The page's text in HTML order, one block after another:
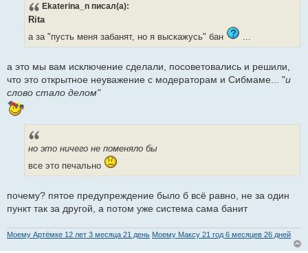
Ekaterina_n писал(а):
Rita
а за "пусть меня забанят, но я выскажусь" бан
а это мы вам исключение сделали, посоветовались и решили,
что это открытное неуважение с модераторам и Сибмаме... "и
слово стало делом"
но это ничего не поменяло бы
все это печально
почему? пятое предупреждение было б всё равно, не за один
пункт так за другой, а потом уже система сама банит
Моему Артёмке 12 лет 3 месяца 21 день Моему Максу 21 год 6 месяцев 26 дней